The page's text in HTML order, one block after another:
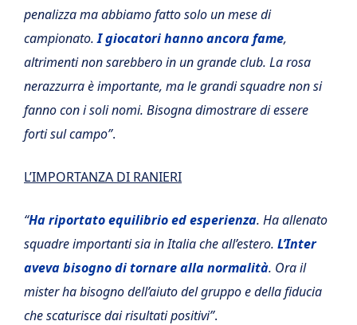
penalizza ma abbiamo fatto solo un mese di
campionato.I giocatori hanno ancora fame,
altrimenti non sarebbero in un grande club. La rosa
nerazzurra è importante, ma le grandi squadre non si
fanno con i soli nomi. Bisogna dimostrare di essere
forti sul campo”.
L’IMPORTANZA DI RANIERI
“Ha riportato equilibrio ed esperienza. Ha allenato
squadre importanti sia in Italia che all’estero. L’Inter
aveva bisogno di tornare alla normalità. Ora il
mister ha bisogno dell’aiuto del gruppo e della fiducia
che scaturisce dai risultati positivi”.